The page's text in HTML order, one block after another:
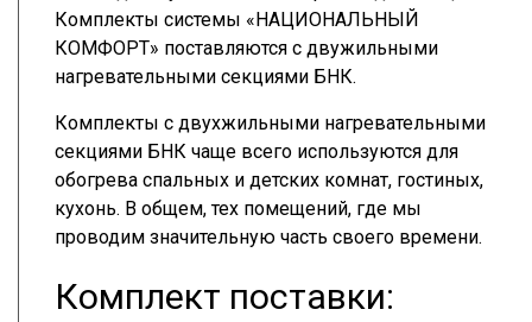
Комплекты системы «НАЦИОНАЛЬНЫЙ
КОМФОРТ» поставляются с двужильными
нагревательными секциями БНК.
Комплекты с двухжильными нагревательными
секциями БНК чаще всего используются для
обогрева спальных и детских комнат, гостиных,
кухонь. В общем, тех помещений, где мы
проводим значительную часть своего времени.
Комплект поставки: